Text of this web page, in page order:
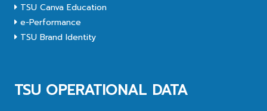
TSU Canva Education
e-Performance
TSU Brand Identity
TSU OPERATIONAL DATA